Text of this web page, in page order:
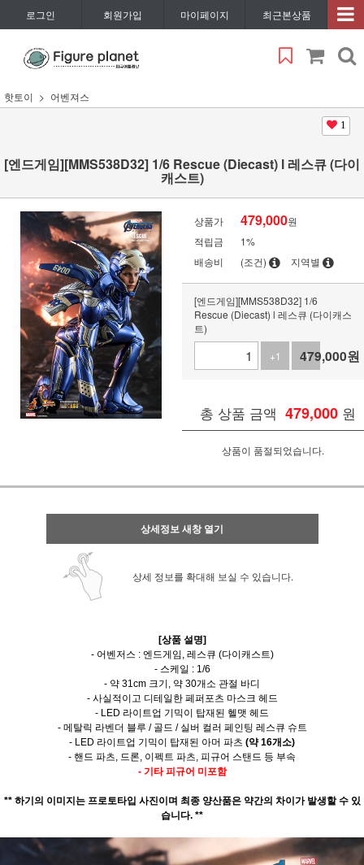
로그인 회원가입 마이페이지 최근본상품
핫토이 어벤져스
1
[엔드게임][MMS538D32] 1/6 Rescue (Diecast) l 레스큐 (다이
캐스트)
상품가 479,000원
적립금
1%
배송비
(조건) 지역별
[엔드게임][MMS538D32] 1/6
Rescue (Diecast) l 레스큐 (다이캐스
트)
+1
-1
479,000원
총 상품 금액 479,000 원
상품이 품절되었습니다.
상세정보 새창 열기
상세 정보를 확대해 보실 수 있습니다.
[상품 설명]
- 어벤저스 : 엔드게임, 레스큐 (다이캐스트)
- 스케일 : 1/6
- 약 31cm 크기, 약 30개소 관절 바디
- 사실적이고 디테일한 페퍼포츠 마스크 헤드
- LED 라이트업 기믹이 탑재된 헬맷 헤드
- 메탈릭 라벤더 블루 / 골드 / 실버 컬러 페인팅 레스큐 슈트
- LED 라이트업 기믹이 탑재된 아머 파츠 (약 16개소)
- 핸드 파츠, 드론, 이펙트 파츠, 피규어 스탠드 등 부속
- 기타 피규어 미포함
** 하기의 이미지는 프로토타입 사진이며 최종 양산품은 약간의 차이가 발생할 수 있
습니다. **